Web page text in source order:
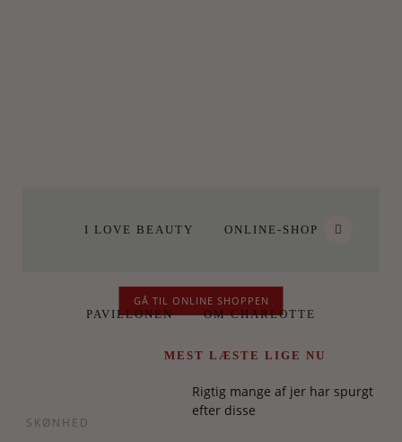
I LOVE BEAUTY ONLINE-SHOP
PAVILLONEN OM CHARLOTTE
GÅ TIL ONLINE SHOPPEN
SKØNHED
MEST LÆSTE LIGE NU
Rigtig mange af jer har spurgt
efter disse